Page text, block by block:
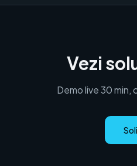
Vezi
Demo live 30 min,